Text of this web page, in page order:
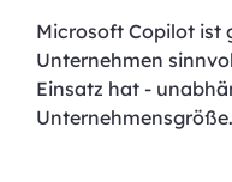
Microsoft Copilot ist
Unternehmen
Einsatz hat -
Unternehmensgröße.